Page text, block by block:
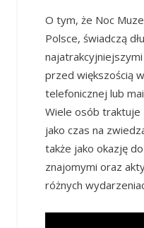
O tym, że Noc
Polsce, świadczą
przed większością
telefonicznej lub
Wiele osób traktuje
jako czas na
także jako okazję
znajomymi oraz
różnych